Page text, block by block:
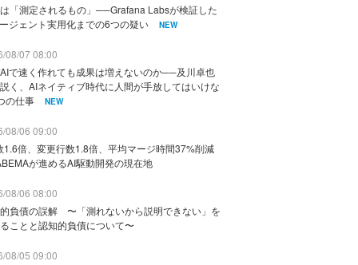
「測定されるもの」──Grafana Labsが検証した
ジェント実用化までの6つの疑い
NEW
08/07 08:00
で速く作れても成果は増えないのか──及川卓也
く、AIネイティブ時代に人間が手放してはいけな
の仕事
NEW
08/06 09:00
1.6倍、変更行数1.8倍、平均マージ時間37%削減
が進めるAI駆動開発の現在地
08/06 08:00
負債の誤解 〜「測れないから説明できない」を
ことと認知的負債について〜
08/05 09:00